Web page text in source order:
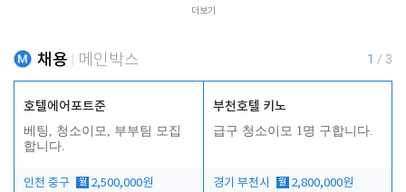
더보기
채용 메인박스 1 / 3
호텔에어포트준
베팅, 청소이모, 부부팀 모집
합니다.
인천 중구 월 2,500,000원
부천호텔 키노
급구 청소이모 1명 구합니다.
경기 부천시 월 2,800,000원